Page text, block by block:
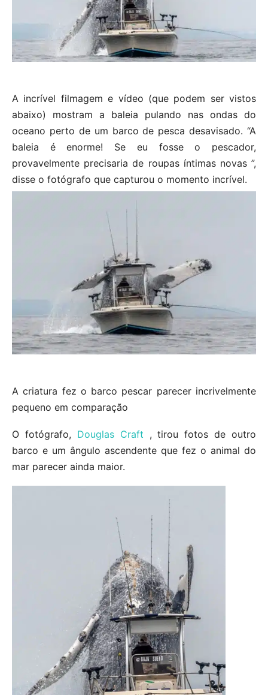
A incrível filmagem e vídeo (que podem ser vistos
abaixo) mostram a baleia pulando nas ondas do
oceano perto de um barco de pesca desavisado. “A
baleia é enorme! Se eu fosse o pescador,
provavelmente precisaria de roupas íntimas novas ”,
disse o fotógrafo que capturou o momento incrível.
A criatura fez o barco pescar parecer incrivelmente
pequeno em comparação
O fotógrafo, Douglas Craft , tirou fotos de outro
barco e um ângulo ascendente que fez o animal do
mar parecer ainda maior.